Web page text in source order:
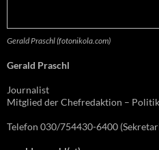
Gerald Praschl (fotonikola.com)
Gerald Praschl
Journalist
Mitglied der Chefredaktion –
Telefon 030/754430-6400